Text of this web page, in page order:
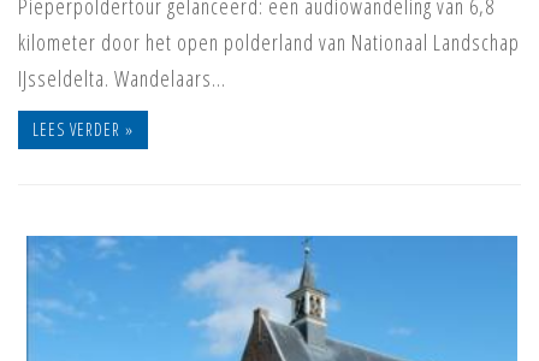
Pieperpoldertour gelanceerd: een audiowandeling van 6,8
kilometer door het open polderland van Nationaal Landschap
IJsseldelta. Wandelaars…
LEES VERDER »